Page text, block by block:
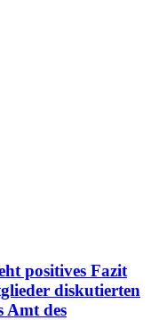
positives Fazit
diskutierten
Amt des